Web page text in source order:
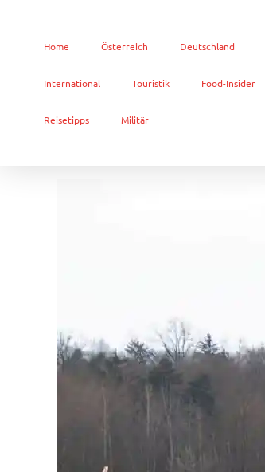
Home Österreich Deutschland
International Touristik Food-Insider
Reisetipps Militär